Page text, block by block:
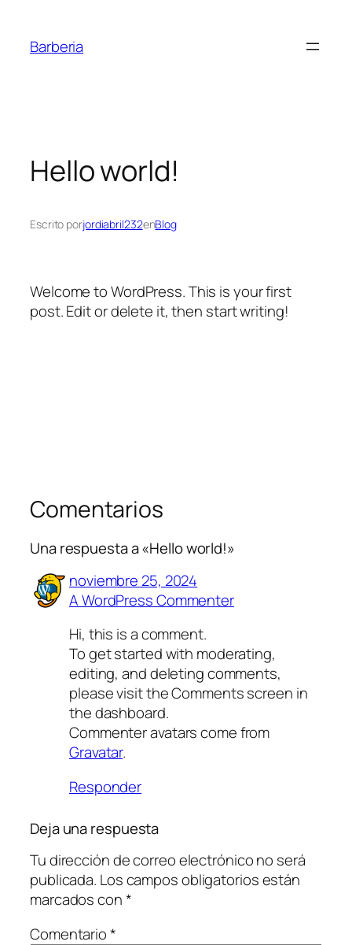
contenido
Barberia
Hello world!
Escrito porjordiabril232enBlog
Welcome to WordPress. This is your first
post. Edit or delete it, then start writing!
Comentarios
Una respuesta a «Hello world!»
noviembre 25, 2024
A WordPress Commenter
Hi, this is a comment.
To get started with moderating,
editing, and deleting comments,
please visit the Comments screen in
the dashboard.
Commenter avatars come from
Gravatar.
Responder
Deja una respuesta
Tu dirección de correo electrónico no será
publicada. Los campos obligatorios están
marcados con*
Comentario*